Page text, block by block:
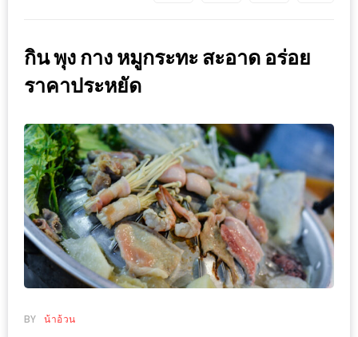
อะไร
ก็ได้
งาน
เดียว
ที่
ครบ
ครั้ง
ช้อป
ชิ
ลล์
กิน พุง กาง หมูกระทะ สะอาด อร่อย
ราคาประหยัด
BY น้าอ้วน